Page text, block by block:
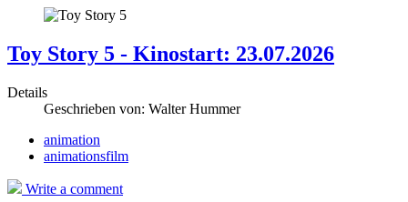
Toy Story 5 - Kinostart: 23.07.2026
Details
Geschrieben von: Walter Hummer
animation
animationsfilm
Write a comment